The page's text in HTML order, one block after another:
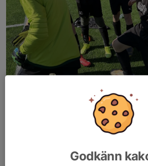
spelade match mot Hägglunds. På kvällen
Godkänn